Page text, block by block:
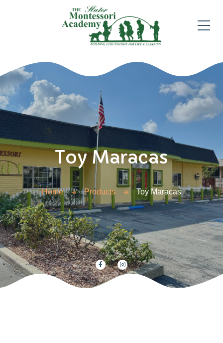
Toy Maracas
Home Products Toy Maracas